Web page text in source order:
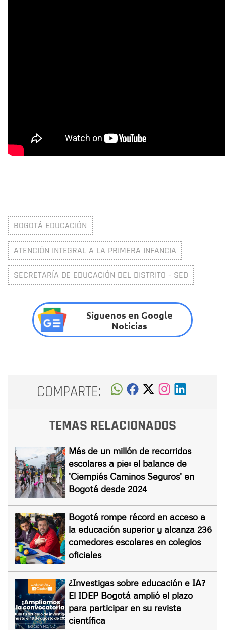
BOGOTÁ EDUCACIÓN
ATENCIÓN INTEGRAL A LA PRIMERA INFANCIA
SECRETARÍA DE EDUCACIÓN DEL DISTRITO - SED
Síguenos en Google
Noticias
COMPARTE:
TEMAS RELACIONADOS
Más de un millón de recorridos
escolares a pie: el balance de
'Ciempiés Caminos Seguros' en
Bogotá desde 2024
Bogotá rompe récord en acceso a
la educación superior y alcanza 236
comedores escolares en colegios
oficiales
¿Investigas sobre educación e IA?
El IDEP Bogotá amplió el plazo
para participar en su revista
científica